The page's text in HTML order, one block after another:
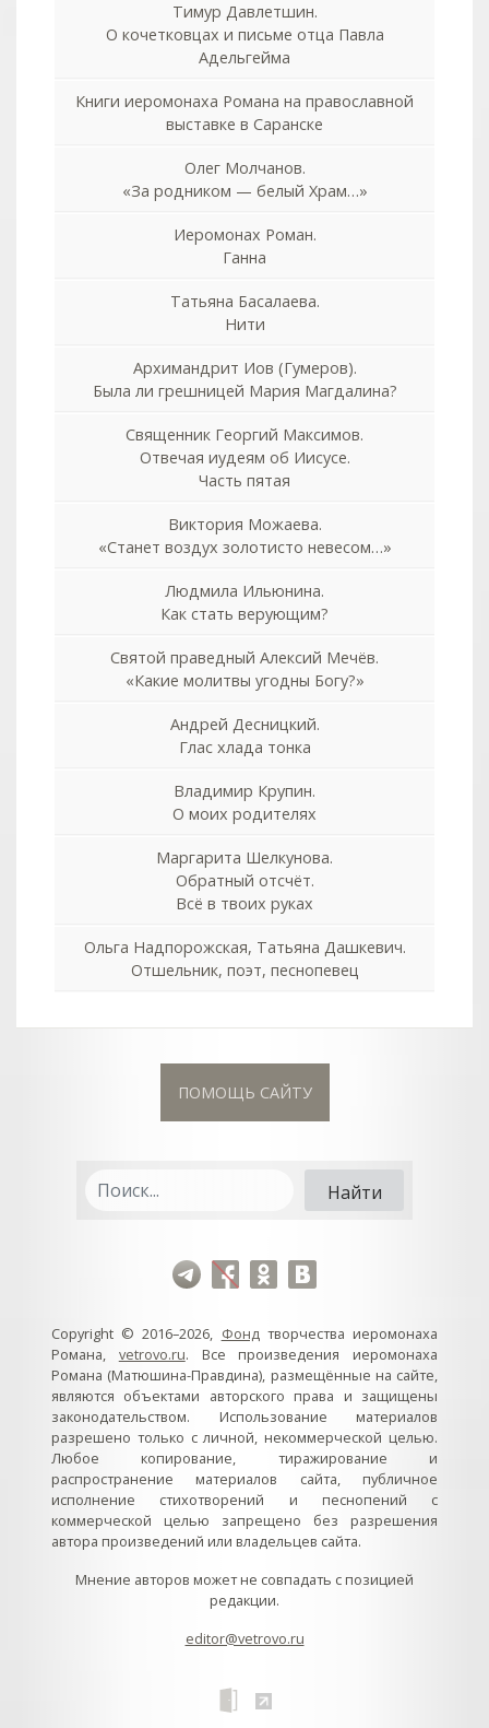
Тимур Давлетшин.
О кочетковцах и письме отца Павла
Адельгейма
Книги иеромонаха Романа на православной
выставке в Саранске
Олег Молчанов.
«За родником — белый Храм…»
Иеромонах Роман.
Ганна
Татьяна Басалаева.
Нити
Архимандрит Иов (Гумеров).
Была ли грешницей Мария Магдалина?
Священник Георгий Максимов.
Отвечая иудеям об Иисусе.
Часть пятая
Виктория Можаева.
«Станет воздух золотисто невесом…»
Людмила Ильюнина.
Как стать верующим?
Святой праведный Алексий Мечёв.
«Какие молитвы угодны Богу?»
Андрей Десницкий.
Глас хлада тонка
Владимир Крупин.
О моих родителях
Маргарита Шелкунова.
Обратный отсчёт.
Всё в твоих руках
Ольга Надпорожская, Татьяна Дашкевич.
Отшельник, поэт, песнопевец
ПОМОЩЬ САЙТУ
Copyright © 2016–2026, Фондтворчества иеромонаха
Романа, vetrovo.ru. Все произведения иеромонаха
Романа (Матюшина-Правдина), размещённые на сайте,
являются объектами авторского права и защищены
законодательством. Использование материалов
разрешено только с личной, некоммерческой целью.
Любое копирование, тиражирование и
распространение материалов сайта, публичное
исполнение стихотворений и песнопений с
коммерческой целью запрещено без разрешения
автора произведений или владельцев сайта.
Мнение авторов может не совпадать с позицией
редакции.
editor@vetrovo.ru